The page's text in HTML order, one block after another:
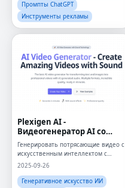
Промпты ChatGPT
Инструменты рекламы
Plexigen AI -
Видеогенератор AI со
звуком
Генерировать потрясающие видео с
искусственным интеллектом с
аудио и эффектами за считанные
2025-09-26
Генеративное искусство ИИ